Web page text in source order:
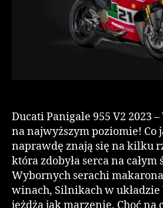
Ducati Panigale 955 V2 2023
na najwyższym poziomie! Co
naprawdę znają się na kilku
która zdobyła serca na całym
Wybornych serachi
winach, Silnikach w
jeżdżą jak marzenie. Choć na